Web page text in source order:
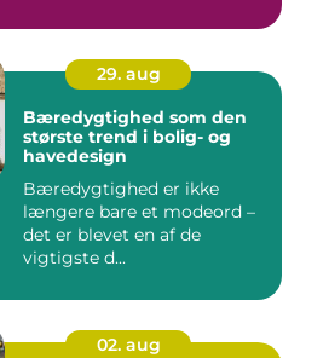
29. aug
Bæredygtighed som den
største trend i bolig- og
havedesign
Bæredygtighed er ikke
længere bare et modeord –
det er blevet en af de
vigtigste d...
02. aug